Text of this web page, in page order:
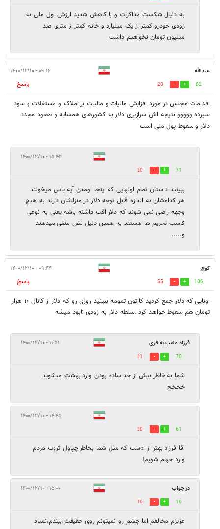
به دنبال شکست مذاکرات و با کاهش شدید ارزش پول ملی به
زودی خودرو کمتر از یک میلیارد و خانه کمتر از متری صد
میلیون تومان نخواهیم داشت
عبدالله ۰۹:۱۶ - ۱۴۰۰/۱۲/۱۰
82
20
پاسخ
اقدامات مجلس در مورد افزایش مالیات و مالیات بر املاک و مستغلات و سود
سپرده ووووو نتیجه اش سرازیری دلار به کشورهای همسایه و صعود مجدد
دلار و سقوط پول ملی است
۱۵:۴۳ - ۱۴۰۰/۱۲/۱۰
71
20
ببینید د ستان تمام اونهایی که اینجا اومدن آیه یاس میخونند
هر کدامشان به اندازه قابل توجه دلار در منزلشان دارند به هیچ
وجهه راضی نمی شوند که دلار افت داشته باشه یعنی به نوعی
کاسب تحریم ها هستند به همین دلیل تض منفی میدهند
و.....
کوچ ۰۹:۴۴ - ۱۴۰۰/۱۲/۱۰
106
55
پاسخ
اونایی که دلار جمع کردید کارتون تمومه ببینید روزی رو که دلار از کانال ۱۰ هزار
تومان هم سقوط خواهد کرد .سلطه دلار به زودی نابود میشه
فرزاد ملقب به فری ۱۱:۵۱ - ۱۴۰۰/۱۲/۱۰
70
31
شما به خاطر بیش از حد ساده بودن وارد بهشت میشوید
خخخخ
۱۴:۴۵ - ۱۴۰۰/۱۲/۱۰
61
20
آقا فرزاد بهتر از ا»ست که مثل شما بخاطر چپاول ثروت مردم
وارد حهنم شویم!
در جواب ۱۵:۰۰ - ۱۴۰۰/۱۲/۱۰
16
16
عزیزم مخالفم اما چشم رو نمیتونم روی حقیقت ببندم،نمیاد